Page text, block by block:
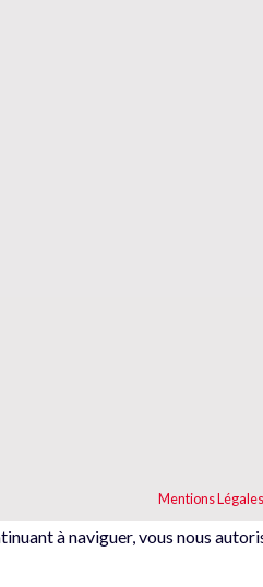
Mentions Légales
à naviguer, vous nous